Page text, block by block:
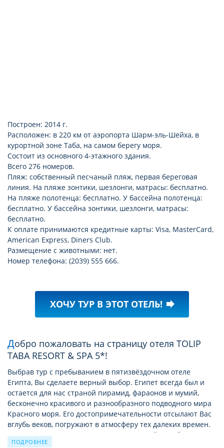
Построен: 2014 г.
Расположен: в 220 км от аэропорта Шарм-эль-Шейха, в
курортной зоне Таба, на самом берегу моря.
Состоит из основного 4-этажного здания.
Всего 276 номеров.
Пляж: собственный песчаный пляж, первая береговая
линия. На пляже зонтики, шезлонги, матрасы: бесплатно.
На пляже полотенца: бесплатно. У бассейна полотенца:
бесплатно. У бассейна зонтики, шезлонги, матрасы:
бесплатно.
К оплате принимаются кредитные карты: Visa, MasterCard,
American Express, Diners Club.
Размещение с животными: нет.
Номер телефона: (2039) 555 666.
ХОЧУ ТУР В ЭТОТ ОТЕЛЬ! forward
Добро пожаловать на страницу отеля TOLIP
TABA RESORT & SPA 5*!
Выбрав тур с пребыванием в пятизвёздочном отеле
Египта, Вы сделаете верный выбор. Египет всегда был и
остается для нас страной пирамид, фараонов и мумий,
бесконечно красивого и разнообразного подводного мира
Красного моря. Его достопримечательности отсылают Вас
вглубь веков, погружают в атмосферу тех далеких времен.
Здесь можно прикоснуться к удивительной самобытности,
верности традициям и характерному восточному колориту.
ПОДРОБНЕЕ